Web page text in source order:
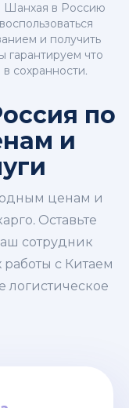
Шанхая в Россию
и получить
гарантируем что
сохранности.
по
и
ценам и
Оставьте
сотрудник
работы с Китаем
логистическое